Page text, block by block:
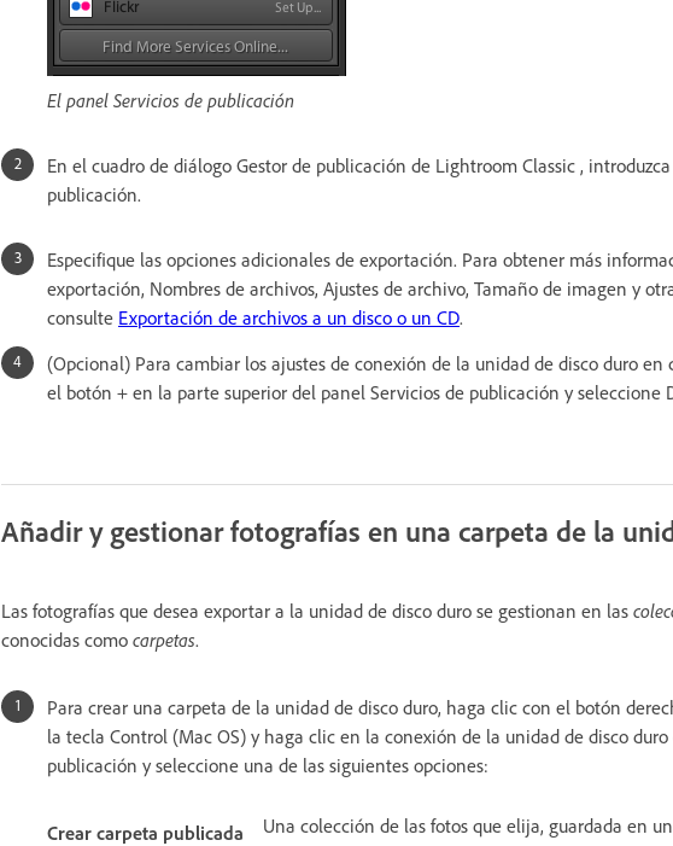
El panel Servicios de publicación
En el cuadro de diálogo Gestor de publicación de Lightroom Classic ,
publicación.
Especifique las opciones adicionales de exportación. Para obtener más
exportación, Nombres de archivos, Ajustes de archivo, Tamaño de imagen y
consulte Exportación de archivos a un disco o un CD.
(Opcional) Para cambiar los ajustes de conexión de la unidad de disco duro
el botón + en la parte superior del panel Servicios de publicación y seleccione
Añadir y gestionar fotografías en una carpeta de la
Las fotografías que desea exportar a la unidad de disco duro se gestionan en las
conocidas como carpetas.
Para crear una carpeta de la unidad de disco duro, haga clic con el botón
la tecla Control (Mac OS) y haga clic en la conexión de la unidad de disco
publicación y seleccione una de las siguientes opciones:
Crear carpeta publicada Una colección de las fotos que elija, guardada en